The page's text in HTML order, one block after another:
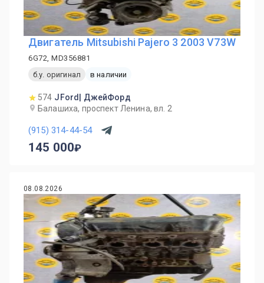
Двигатель Mitsubishi Pajero 3 2003 V73W
6G72, MD356881
б.у. оригинал
в наличии
574 JFord| ДжейФорд
Балашиха, проспект Ленина, вл. 2
(915) 314-44-54
145 000
08.08.2026